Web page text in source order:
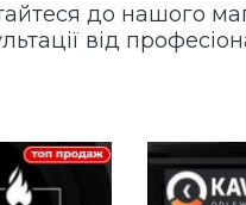
до нашого
від